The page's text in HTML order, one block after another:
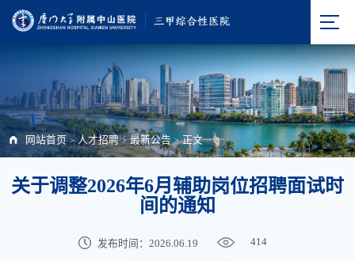
网站首页 > 人才招聘 > 最新公告 > 正文
关于调整2026年6月辅助岗位招聘面试时
间的通知
发布时间：2026.06.19 414